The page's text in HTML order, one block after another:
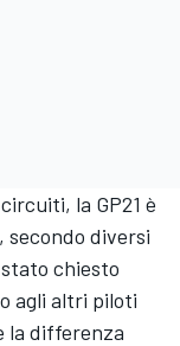
la GP21 è
secondo diversi
chiesto
agli altri piloti
la differenza